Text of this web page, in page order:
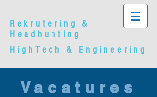
Rekrutering &
Headhunting
HighTech & Engineering
Vacatures